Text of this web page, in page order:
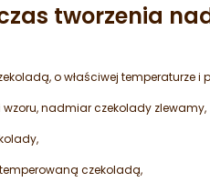
tworzenia
o właściwej temperaturze i
nadmiar czekolady zlewamy,
czekoladą,